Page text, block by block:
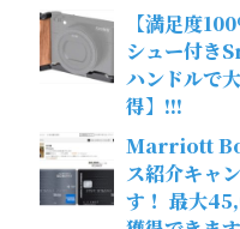
【満足度
シュー付き
ハンドルで
得】!!!
Marriott
ス紹介キャ
す！ 最大